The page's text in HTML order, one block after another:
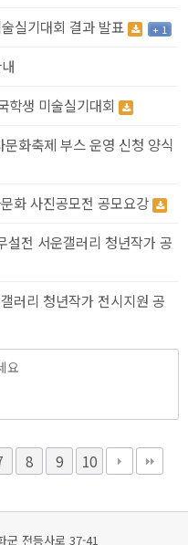
실기대회 결과 발표 + 1
학생 미술실기대회
화축제 부스 운영 신청 양식
화 사진공모전 공모요강
전 서운갤러리 청년작가 공
러리 청년작가 전시지원 공
8 9 10
군 전등사로 37-41